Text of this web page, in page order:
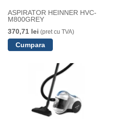
ASPIRATOR HEINNER HVC-
M800GREY
370,71 lei (pret cu TVA)